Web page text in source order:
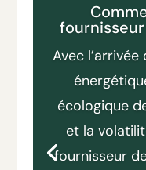
Avec
écologique
et la
fournisseur